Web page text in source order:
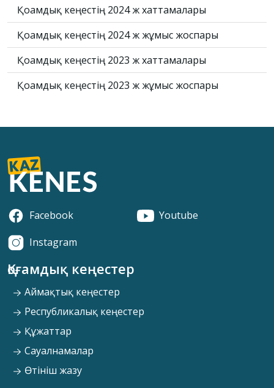
Қоғамдық кеңестің 2024 ж хаттамалары
Қоғамдық кеңестің 2024 ж жұмыс жоспары
Қоғамдық кеңестің 2023 ж хаттамалары
Қоғамдық кеңестің 2023 ж жұмыс жоспары
Facebook
Youtube
Instagram
Қоғамдық кеңестер
Аймақтық кеңестер
Республикалық кеңестер
Құжаттар
Сауалнамалар
Өтініш жазу